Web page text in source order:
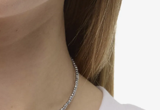
avec charms en
Fermoir en argent